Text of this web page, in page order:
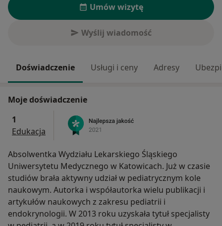
Umów wizytę
Wyślij wiadomość
Doświadczenie Usługi i ceny Adresy
Moje doświadczenie
1
Edukacja
Absolwentka Wydziału Lekarskiego Śląskiego
Uniwersytetu Medycznego w Katowicach. Już w czasie
studiów brała aktywny udział w pediatrycznym kole
naukowym. Autorka i współautorka wielu publikacji i
artykułów naukowych z zakresu pediatrii i
endokrynologii. W 2013 roku uzyskała tytuł specjalisty